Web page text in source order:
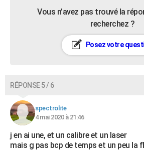
Vous n’avez pas trouvé la
recherchez ?
Posez votre
RÉPONSE 5 / 6
spectrolite
4 mai 2020 à 21:46
j en ai une, et un calibre et un laser
mais g pas bcp de temps et un peu la